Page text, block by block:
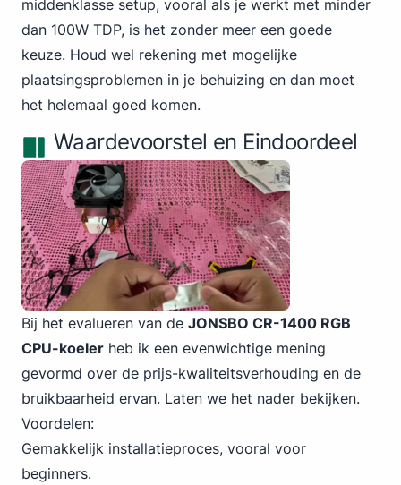
middenklasse setup, vooral als je werkt met minder
dan 100W TDP, is het zonder meer een goede
keuze. Houd wel rekening met mogelijke
plaatsingsproblemen in je behuizing en dan moet
het helemaal goed komen.
Waardevoorstel en Eindoordeel
Bij het evalueren van de JONSBO CR-1400 RGB
CPU-koeler heb ik een evenwichtige mening
gevormd over de prijs-kwaliteitsverhouding en de
bruikbaarheid ervan. Laten we het nader bekijken.
Voordelen:
Gemakkelijk installatieproces, vooral voor
beginners.